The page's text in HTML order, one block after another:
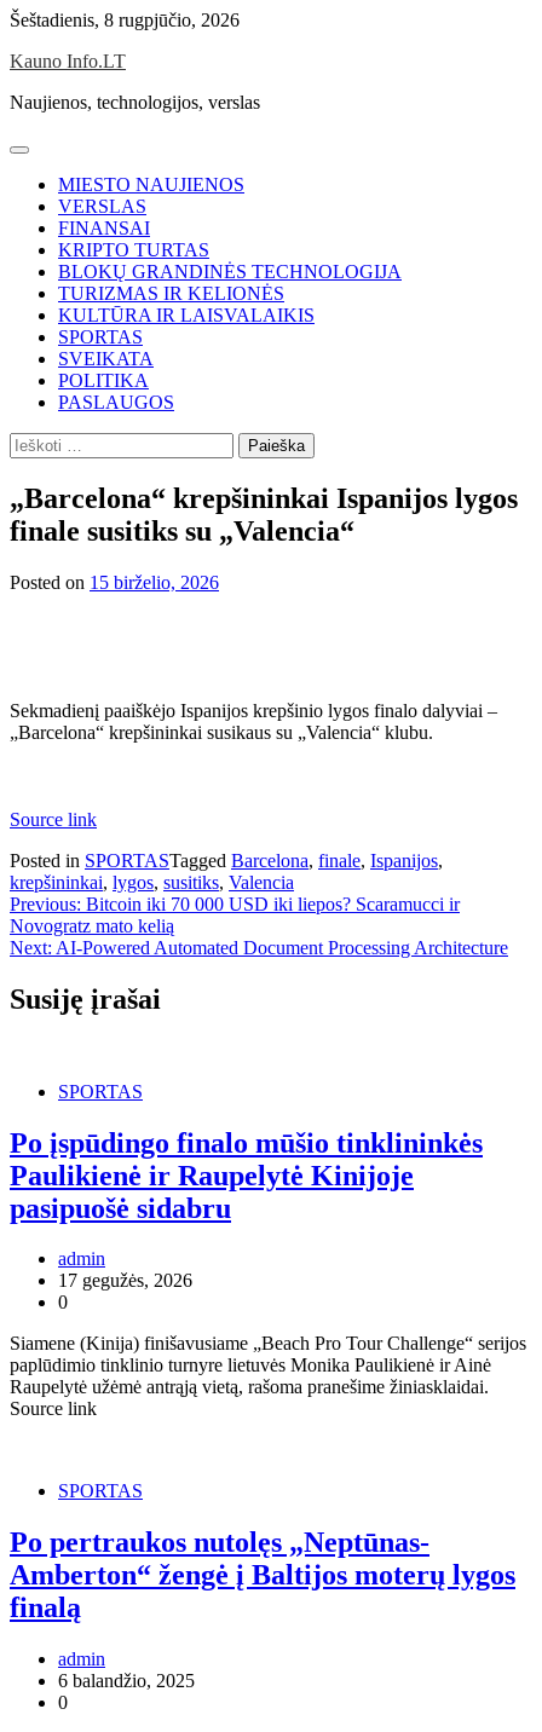
Skip
content
Šeštadienis, 8 rugpjūčio, 2026
Kauno Info.LT
Naujienos, technologijos, verslas
MIESTO NAUJIENOS
VERSLAS
FINANSAI
KRIPTO TURTAS
BLOKŲ GRANDINĖS TECHNOLOGIJA
TURIZMAS IR KELIONĖS
KULTŪRA IR LAISVALAIKIS
SPORTAS
SVEIKATA
POLITIKA
PASLAUGOS
Ieškoti:
„Barcelona“ krepšininkai Ispanijos lygos
finale susitiks su „Valencia“
Posted on 15 birželio, 2026
Sekmadienį paaiškėjo Ispanijos krepšinio lygos finalo dalyviai –
„Barcelona“ krepšininkai susikaus su „Valencia“ klubu.
Source link
Posted in SPORTASTagged Barcelona, finale, Ispanijos,
krepšininkai, lygos, susitiks, Valencia
Navigacija
tarp
Previous: Bitcoin iki 70 000 USD iki liepos? Scaramucci ir
Novogratz mato kelią
Next: AI-Powered Automated Document Processing Architecture
Susiję įrašai
SPORTAS
Po įspūdingo finalo mūšio tinklininkės
Paulikienė ir Raupelytė Kinijoje
pasipuošė sidabru
admin
17 gegužės, 2026
0
Siamene (Kinija) finišavusiame „Beach Pro Tour Challenge“ serijos
paplūdimio tinklinio turnyre lietuvės Monika Paulikienė ir Ainė
Raupelytė užėmė antrąją vietą, rašoma pranešime žiniasklaidai.
Source link
SPORTAS
Po pertraukos nutolęs „Neptūnas-
Amberton“ žengė į Baltijos moterų lygos
finalą
admin
6 balandžio, 2025
0